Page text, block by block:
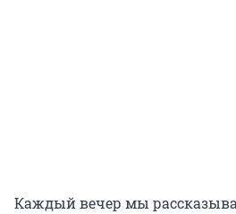
Каждый вечер мы